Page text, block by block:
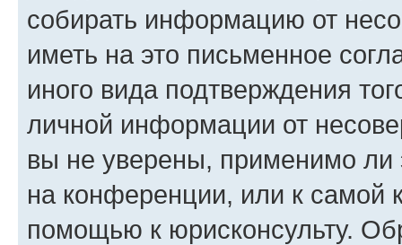
собирать информацию от
иметь на это письменное
иного вида подтверждения
личной информации от
вы не уверены, применимо ли
на конференции, или к самой
помощью к юрисконсульту.